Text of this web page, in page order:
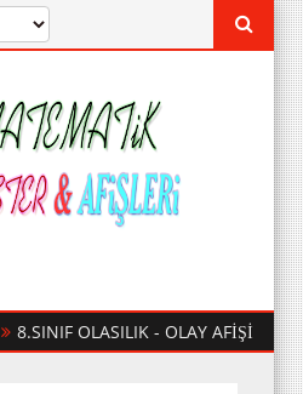
8.SINIF OLASILIK - OLAY AFİŞİ